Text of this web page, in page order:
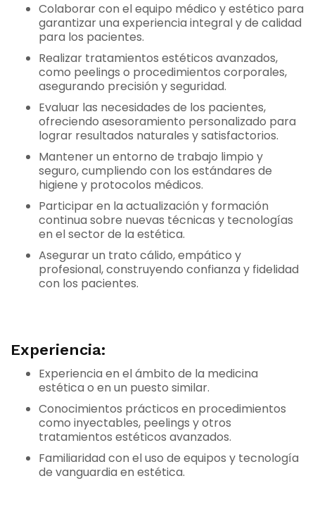
Colaborar con el equipo médico y estético para
garantizar una experiencia integral y de calidad
para los pacientes.
Realizar tratamientos estéticos avanzados,
como peelings o procedimientos corporales,
asegurando precisión y seguridad.
Evaluar las necesidades de los pacientes,
ofreciendo asesoramiento personalizado para
lograr resultados naturales y satisfactorios.
Mantener un entorno de trabajo limpio y
seguro, cumpliendo con los estándares de
higiene y protocolos médicos.
Participar en la actualización y formación
continua sobre nuevas técnicas y tecnologías
en el sector de la estética.
Asegurar un trato cálido, empático y
profesional, construyendo confianza y fidelidad
con los pacientes.
Experiencia:
Experiencia en el ámbito de la medicina
estética o en un puesto similar.
Conocimientos prácticos en procedimientos
como inyectables, peelings y otros
tratamientos estéticos avanzados.
Familiaridad con el uso de equipos y tecnología
de vanguardia en estética.